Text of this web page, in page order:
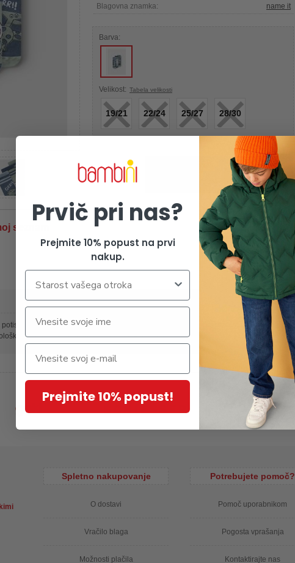
seznam
Blagovna znamka: name it
Barva:
Velikost: Tabela velikosti
19/21
× 22/24
× 25/27
× 28/30
×
Izdelek je žal razprodan
proljubljenega risanega junaka iz risanke Pujsa Pepa, različni vzorci, 3 pari
bombaž, 38% najlon, 2% elastan; 4,33€/par
Spletno nakupovanje
O dostavi
Vračilo blaga
Možnosti plačila
Potrebujete pomoč?
Pomoč uporabnikom
Pogosta vprašanja
Kontaktirajte nas
Prvič pri nas?
Prejmite 10% popust na prvi
nakup.
Prejmite 10% popust!